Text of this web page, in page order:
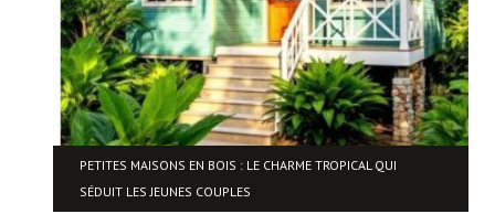
PETITES MAISONS EN BOIS : LE CHARME TROPICAL QUI
SÉDUIT LES JEUNES COUPLES